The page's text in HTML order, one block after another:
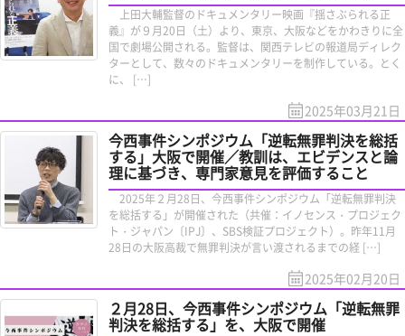
上田大輔監督のドキュメンタリー映画『揺さぶられる正
義』が９月20日（土）より、東京、大阪などをかわきりに全
国で劇場公開される。監督は、関西テレビの報道局ディレク
ターとして、数々のドキュメンタリーを制作している。とく
に、 […]
2025年03月21日
今西事件シンポジウム「逆転無罪判決を総括
する」大阪で開催／教訓は、エビデンスと論
理に基づき、専門家意見を評価すること
2025年２月28日、今西事件シンポジウム「逆転無罪判決
を総括する」が開催された（共催：イノセンス・プロジェク
ト・ジャパン〔IPJ〕、SBS検証プロジェクト）。昨年11月
28日の大阪高裁で無罪判決が言い渡されるまでの経 […]
2025年02月20日
２月28日、今西事件シンポジウム「逆転無罪
判決を総括する」を、大阪で開催